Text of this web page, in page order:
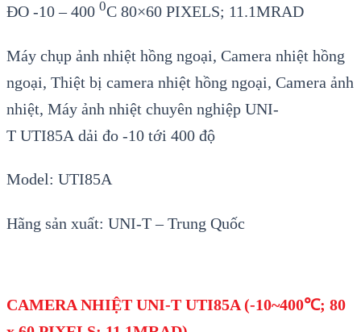
ĐO -10 – 400 0C 80×60 PIXELS; 11.1MRAD
Máy chụp ảnh nhiệt hồng ngoại, Camera nhiệt hồng
ngoại, Thiệt bị camera nhiệt hồng ngoại, Camera ảnh
nhiệt, Máy ảnh nhiệt chuyên nghiệp UNI-
T UTI85A dải đo -10 tới 400 độ
Model: UTI85A
Hãng sản xuất: UNI-T–Trung Quốc
CAMERA NHIỆT UNI-T UTI85A (-10~400℃; 80